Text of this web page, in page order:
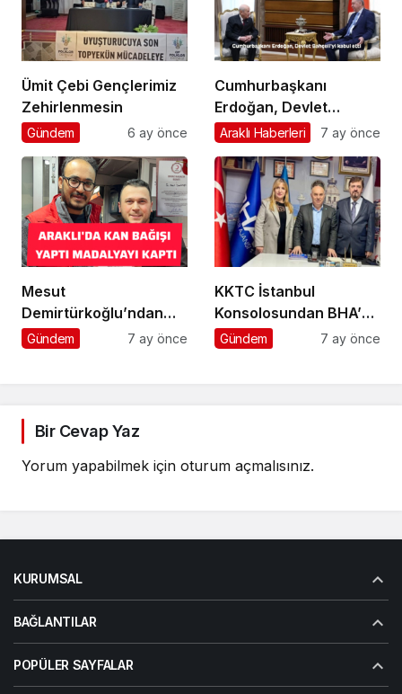
Ümit Çebi Gençlerimiz
Zehirlenmesin
Gündem 6 ay önce
Cumhurbaşkanı
Erdoğan, Devlet
Bahçeli’yi kabul etti
Araklı Haberleri 7 ay önce
Mesut
Demirtürkoğlu’ndan
Örnek Davranış
Gündem 7 ay önce
KKTC İstanbul
Konsolosundan BHA’ya
Ziyaret
Gündem 7 ay önce
Bir Cevap Yaz
Yorum yapabilmek için oturum açmalısınız.
KURUMSAL
BAĞLANTILAR
POPÜLER SAYFALAR